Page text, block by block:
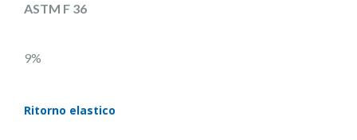
ASTM F 36
9%
Ritorno elastico